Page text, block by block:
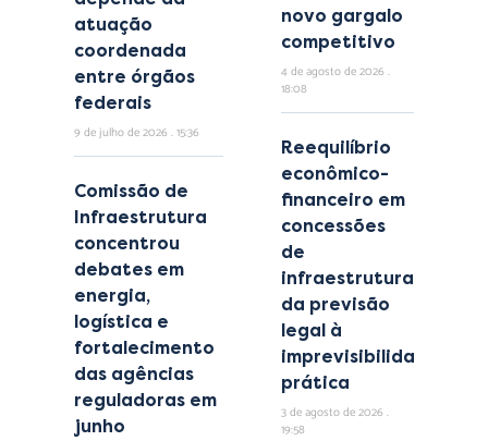
atuação
coordenada
entre órgãos
federais
9 de julho de 2026 15:36
Comissão de
Infraestrutura
concentrou
debates em
energia,
logística e
fortalecimento
das agências
reguladoras em
junho
novo gargalo
competitivo
4 de agosto de 2026
18:08
Reequilíbrio
econômico-
financeiro em
concessões
de
infraestrutura:
da previsão
legal à
imprevisibilidade
prática
3 de agosto de 2026
19:58